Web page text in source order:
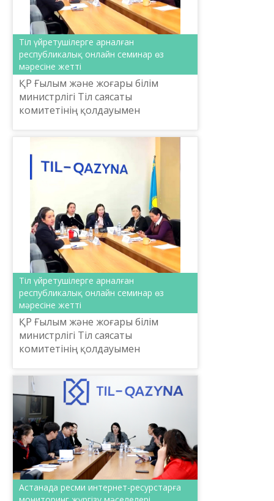
Тіл үйретушілерге арналған
республикалық онлайн семинар өз
мәресіне жетті
ҚР Ғылым және жоғары білім
министрлігі Тіл саясаты
комитетінің қолдауымен
Қазына ұлттық ғылыми-
практикалық орталығы
ұйымдастырған «Тіл үйретудегі
линг...
Тіл үйретушілерге арналған
республикалық онлайн семинар өз
мәресіне жетті
ҚР Ғылым және жоғары білім
министрлігі Тіл саясаты
комитетінің қолдауымен
Қазына ұлттық ғылыми-
практикалық орталығы
ұйымдастырған «Тіл үйретудегі
линг...
Астанада ресми интернет-ресурстарға